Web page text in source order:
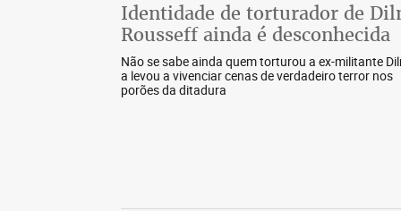
Identidade de torturador de
Rousseff ainda é desconhecida
Não se sabe ainda quem torturou a ex-militante
a levou a vivenciar cenas de verdadeiro terror nos
porões da ditadura